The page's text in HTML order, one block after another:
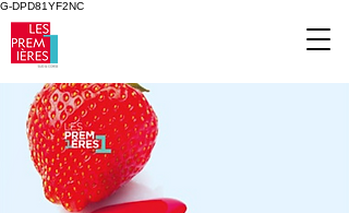
G-DPD81YF2NC